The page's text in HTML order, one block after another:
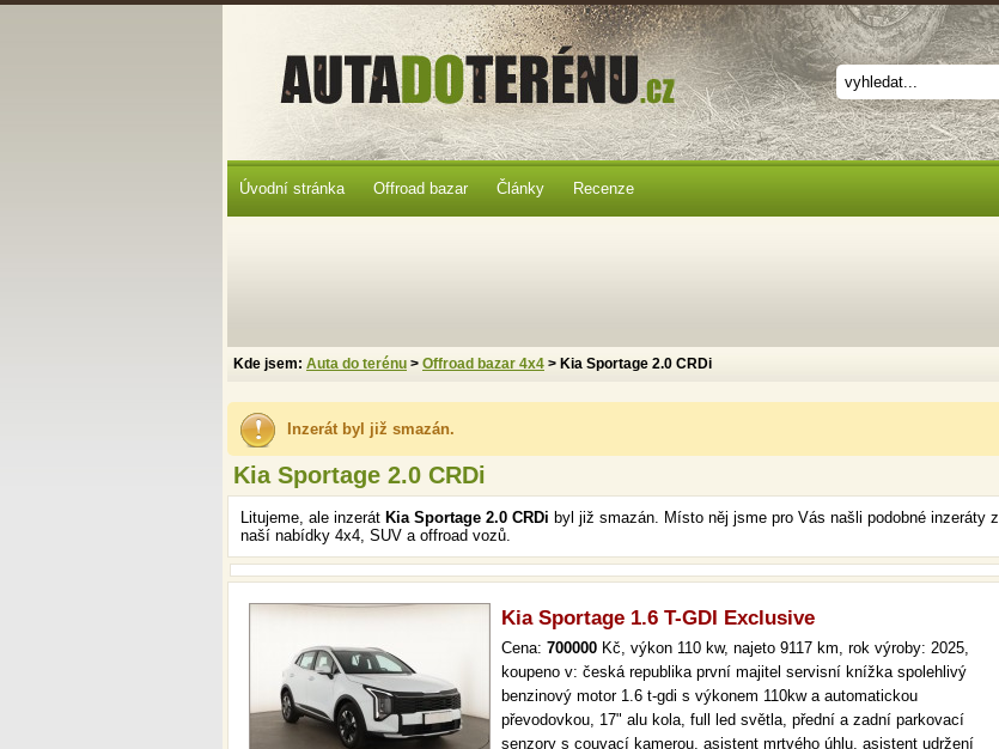
Inzerát byl již smazán.
Kia Sportage 2.0 CRDi
Litujeme, ale inzerát Kia Sportage 2.0 CRDi byl již smazán. Místo něj jsme pro Vás našli podobné inzeráty z
naší nabídky 4x4, SUV a offroad vozů.
Kia Sportage 1.6 T-GDI Exclusive
Cena: 700000 Kč, výkon 110 kw, najeto 9117 km, rok výroby: 2025,
koupeno v: česká republika první majitel servisní knížka spolehlivý
benzinový motor 1.6 t-gdi s výkonem 110kw a automatickou
převodovkou, 17" alu kola, full led světla, přední a zadní parkovací
senzory s couvací kamerou, asistent mrtvého úhlu, asistent udržení
Úvodní stránka Offroad bazar Články Recenze
Kde jsem: Auta do terénu > Offroad bazar 4x4 > Kia Sportage 2.0 CRDi